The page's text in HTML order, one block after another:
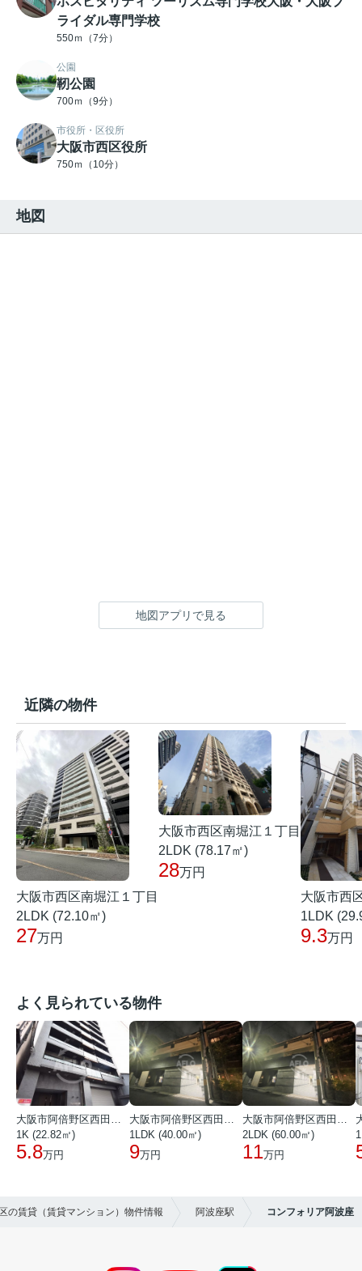
ライダル専門学校
550ｍ（7分）
公園
靭公園
700ｍ（9分）
市役所・区役所
大阪市西区役所
750ｍ（10分）
地図
地図アプリで見る
近隣の物件
大阪市西区南堀江１丁目
2LDK (72.10㎡)
27万円
大阪市西区南堀江１丁目
2LDK (78.17㎡)
28万円
大阪市西
1LDK
9.3万円
よく見られている物件
大阪市阿倍野区西田辺町１丁目
1K (22.82㎡)
5.8万円
大阪市阿倍野区西田辺町１丁目
1LDK (40.00㎡)
9万円
大阪市阿倍野区西田辺町１丁目
2LDK (60.00㎡)
11万円
の賃貸（賃貸マンション）物件情報 阿波座駅 コンフォリア阿波座